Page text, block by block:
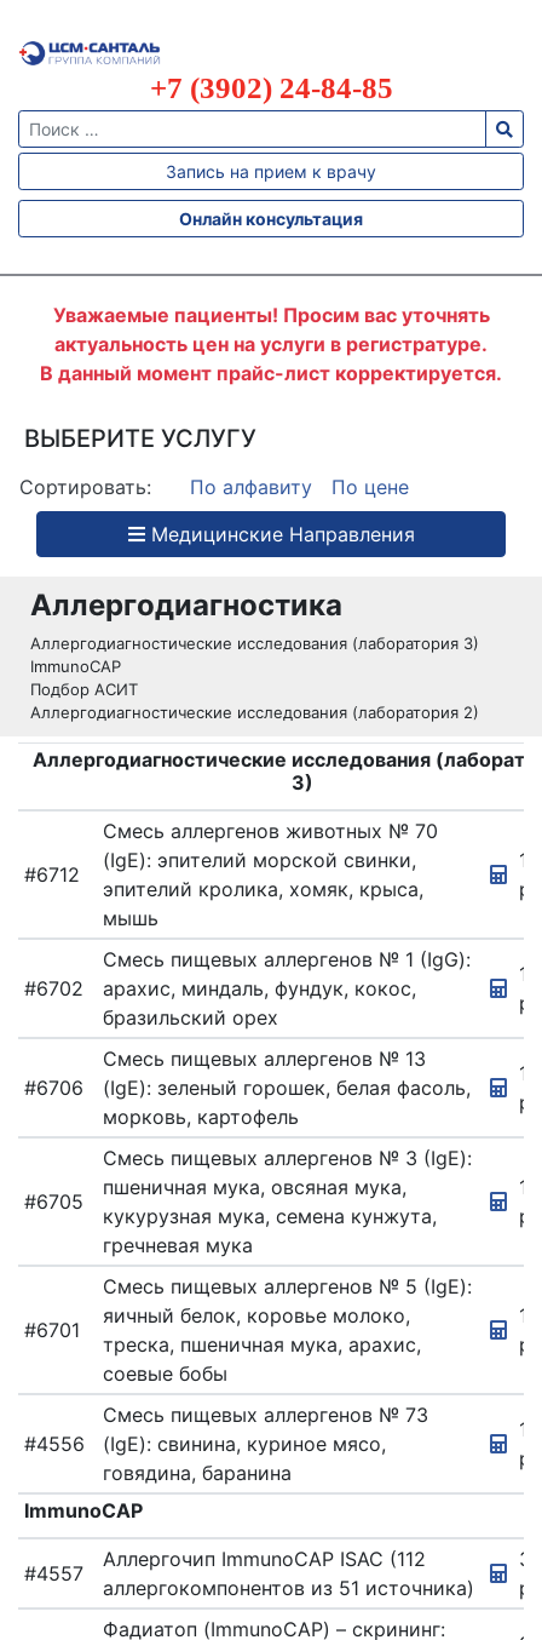
+7 (3902) 24-84-85
Запись на прием к врачу
Онлайн консультация
Уважаемые пациенты! Просим вас уточнять
актуальность цен на услуги в регистратуре.
В данный момент прайс-лист корректируется.
ВЫБЕРИТЕ УСЛУГУ
Сортировать: По алфавиту
По цене
Медицинские Направления
АЛЛЕРГОДИАГНОСТИКА
АЛЛЕРГОЛОГИЯ
КАЛА
АНАЛИЗ
БАКТЕРИОЛОГИЯ
ВАКЦИНАЦИЯ
ВРАЧА
ГЕНЕТИЧЕСКИЕ
ИССЛЕДОВАНИЯ
ПАСПОРТ
ДЕРМАТОЛОГИЯ
ДНК
ДИАГНОСТИКА
КАРДИОЛОГИЯ
КОСМЕТОЛОГИЯ
ЛАБОРАТОРНЫЕ
ИССЛЕДОВАНИЯ
МАММОГРАФИЯ
МЕДИЦИНСКИЕ
МИКРОСКОПИЯ
ОТОРИНОЛАРИНГОЛОГИЯ
ОФТАЛЬМОЛОГИЯ
Аллергодиагностика
Аллергодиагностические исследования (лаборатория 3)
ImmunoCAP
Подбор АСИТ
Аллергодиагностические исследования (лаборатория 2)
Аллергодиагностические исследования
3)
#6712
Смесь аллергенов животных № 70
(IgE): эпителий морской свинки,
эпителий кролика, хомяк, крыса,
мышь
#6702
Смесь пищевых аллергенов № 1 (IgG):
арахис, миндаль, фундук, кокос,
бразильский орех
#6706
Смесь пищевых аллергенов № 13
(IgE): зеленый горошек, белая фасоль,
морковь, картофель
#6705
Смесь пищевых аллергенов № 3 (IgE):
пшеничная мука, овсяная мука,
кукурузная мука, семена кунжута,
гречневая мука
#6701
Смесь пищевых аллергенов № 5 (IgE):
яичный белок, коровье молоко,
треска, пшеничная мука, арахис,
соевые бобы
#4556
Смесь пищевых аллергенов № 73
(IgE): свинина, куриное мясо,
говядина, баранина
ImmunoCAP
#4557
Аллергочип ImmunoCAP ISAC (112
аллергокомпонентов из 51 источника)
Фадиатоп (ImmunoCAP) – скрининг: